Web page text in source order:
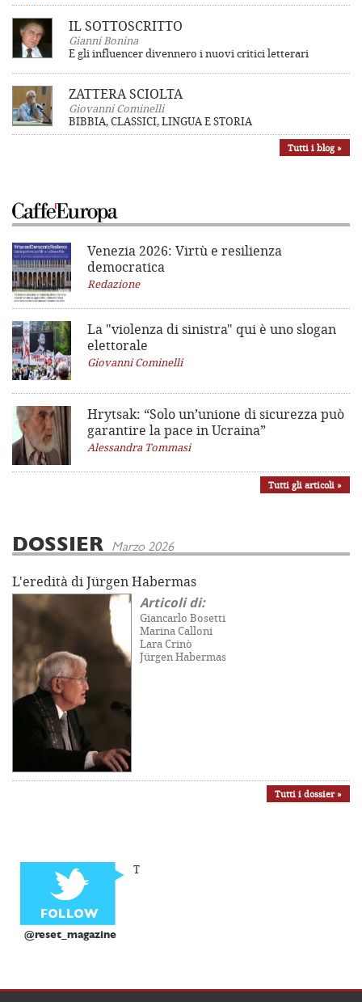
IL SOTTOSCRITTO
Gianni Bonina
E gli influencer divennero i nuovi critici letterari
ZATTERA SCIOLTA
Giovanni Cominelli
BIBBIA, CLASSICI, LINGUA E STORIA
Tutti i blog »
Venezia 2026: Virtù e resilienza
democratica
Redazione
La "violenza di sinistra" qui è uno slogan
elettorale
Giovanni Cominelli
Hrytsak: “Solo un’unione di sicurezza può
garantire la pace in Ucraina”
Alessandra Tommasi
Tutti gli articoli »
DOSSIER Marzo 2026
L'eredità di Jürgen Habermas
Articoli di:
Giancarlo Bosetti
Marina Calloni
Lara Crinò
Jürgen Habermas
Tutti i dossier »
@reset_magazine
T